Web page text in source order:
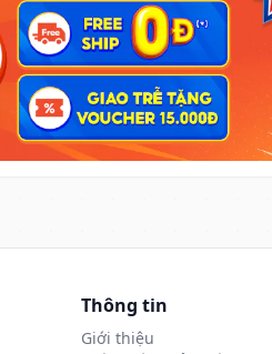
Thông tin
Giới thiệu